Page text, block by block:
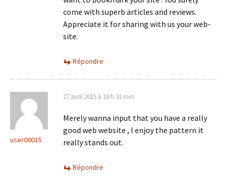
come with superb articles and reviews.
Appreciate it for sharing with us your web-
site.
Répondre
user00015
27 avril 2015 à 18 h 31 min
Merely wanna input that you have a really
good web website , I enjoy the pattern it
really stands out.
Répondre